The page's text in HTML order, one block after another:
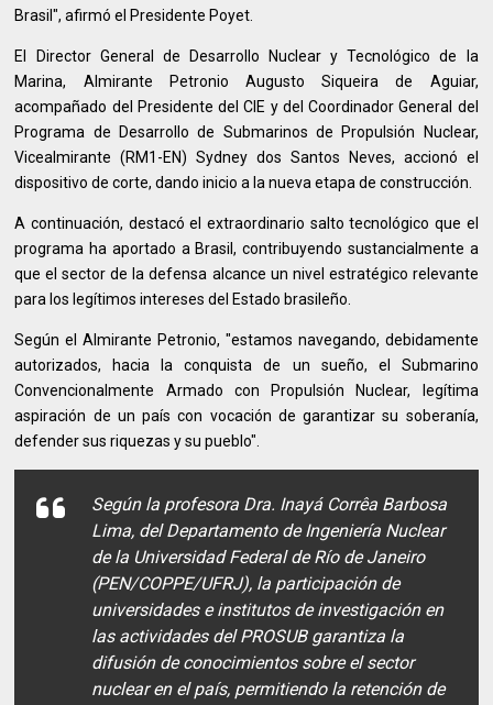
Brasil", afirmó el Presidente Poyet.
El Director General de Desarrollo Nuclear y Tecnológico de la
Marina, Almirante Petronio Augusto Siqueira de Aguiar,
acompañado del Presidente del CIE y del Coordinador General del
Programa de Desarrollo de Submarinos de Propulsión Nuclear,
Vicealmirante (RM1-EN) Sydney dos Santos Neves, accionó el
dispositivo de corte, dando inicio a la nueva etapa de construcción.
A continuación, destacó el extraordinario salto tecnológico que el
programa ha aportado a Brasil, contribuyendo sustancialmente a
que el sector de la defensa alcance un nivel estratégico relevante
para los legítimos intereses del Estado brasileño.
Según el Almirante Petronio, "estamos navegando, debidamente
autorizados, hacia la conquista de un sueño, el Submarino
Convencionalmente Armado con Propulsión Nuclear, legítima
aspiración de un país con vocación de garantizar su soberanía,
defender sus riquezas y su pueblo".
Según la profesora Dra. Inayá Corrêa Barbosa
Lima, del Departamento de Ingeniería Nuclear
de la Universidad Federal de Río de Janeiro
(PEN/COPPE/UFRJ), la participación de
universidades e institutos de investigación en
las actividades del PROSUB garantiza la
difusión de conocimientos sobre el sector
nuclear en el país, permitiendo la retención de